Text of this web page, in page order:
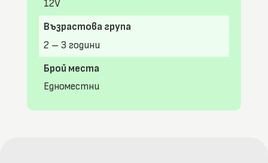
12V
Възрастова група
2 – 3 години
Брой места
Едноместни